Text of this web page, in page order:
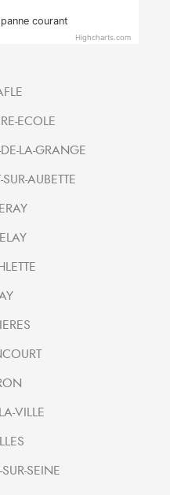
courant
Highcharts.com
ECOLE
LA-GRANGE
AUBETTE
VILLE
SEINE